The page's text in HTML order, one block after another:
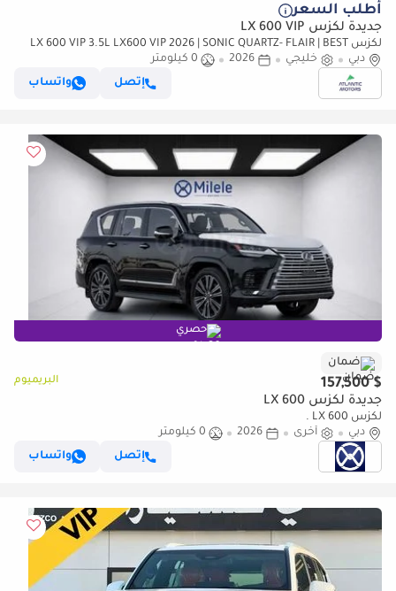
أطلب السعر
جديدة لكزس LX 600 VIP
لكزس LX 600 VIP 3.5L LX600 VIP 2026 | SONIC QUARTZ- FLAIR | BEST
EXPORT PRICE (للتصدير فقط)
دبي خليجي 2026
0 كيلومتر
إتصل
واتساب
حصري
ضمان
$ 157,500 البريميوم
جديدة لكزس LX 600
لكزس LX 600 .
دبي
أخرى 2026
0 كيلومتر
إتصل
واتساب